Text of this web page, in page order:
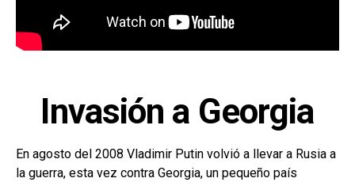
Invasión a Georgia
En agosto del 2008 Vladimir Putin volvió a llevar a Rusia a
la guerra, esta vez contra Georgia, un pequeño país